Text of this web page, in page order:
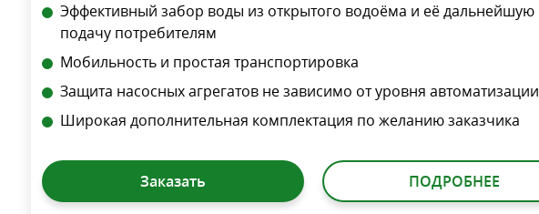
Эффективный забор воды из открытого водоёма и её дальнейшую
подачу потребителям
Мобильность и простая транспортировка
Защита насосных агрегатов не зависимо от уровня автоматизации
Широкая дополнительная комплектация по желанию заказчика
Заказать ПОДРОБНЕЕ